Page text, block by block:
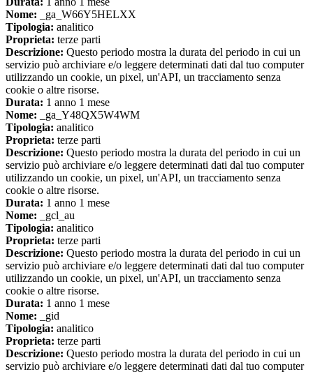
Nome: _ga_W66Y5HELXX
Tipologia: analitico
Proprieta: terze parti
Descrizione: Questo periodo mostra la durata del periodo in cui un
servizio può archiviare e/o leggere determinati dati dal tuo computer
utilizzando un cookie, un pixel, un'API, un tracciamento senza
cookie o altre risorse.
Durata: 1 anno 1 mese
Nome: _ga_Y48QX5W4WM
Tipologia: analitico
Proprieta: terze parti
Descrizione: Questo periodo mostra la durata del periodo in cui un
servizio può archiviare e/o leggere determinati dati dal tuo computer
utilizzando un cookie, un pixel, un'API, un tracciamento senza
cookie o altre risorse.
Durata: 1 anno 1 mese
Nome: _gcl_au
Tipologia: analitico
Proprieta: terze parti
Descrizione: Questo periodo mostra la durata del periodo in cui un
servizio può archiviare e/o leggere determinati dati dal tuo computer
utilizzando un cookie, un pixel, un'API, un tracciamento senza
cookie o altre risorse.
Durata: 1 anno 1 mese
Nome: _gid
Tipologia: analitico
Proprieta: terze parti
Descrizione: Questo periodo mostra la durata del periodo in cui un
servizio può archiviare e/o leggere determinati dati dal tuo computer